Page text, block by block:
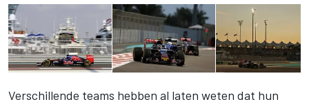
Verschillende teams hebben al laten weten dat hun